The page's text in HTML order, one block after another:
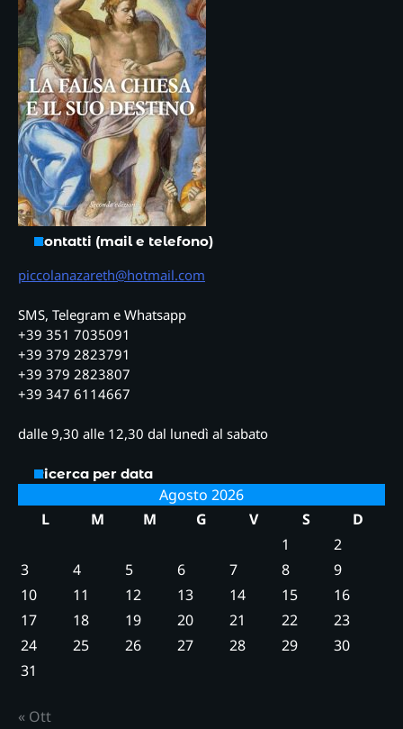
Contatti (mail e telefono)
piccolanazareth@hotmail.com
SMS, Telegram e Whatsapp
+39 351 7035091
+39 379 2823791
+39 379 2823807
+39 347 6114667
dalle 9,30 alle 12,30 dal lunedì al sabato
Ricerca per data
Agosto 2026
L
M M G V S
D
1
2
3
4 5 6 7 8
9
10
11 12 13 14 15
16
17
18 19 20 21 22
23
24
25 26 27 28 29
30
31
« Ott